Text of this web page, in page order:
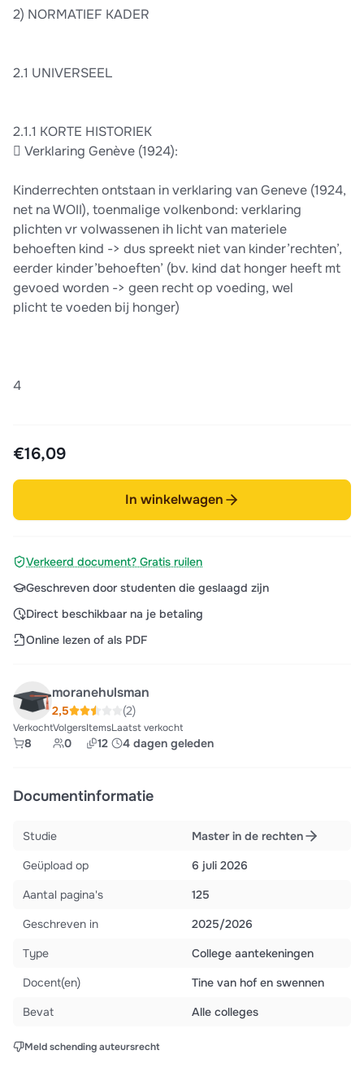
2) NORMATIEF KADER
2.1 UNIVERSEEL
2.1.1 KORTE HISTORIEK
 Verklaring Genève (1924):
Kinderrechten ontstaan in verklaring van Geneve (1924,
net na WOII), toenmalige volkenbond: verklaring
plichten vr volwassenen ih licht van materiele
behoeften kind -> dus spreekt niet van kinder’rechten’,
eerder kinder’behoeften’ (bv. kind dat honger heeft mt
gevoed worden -> geen recht op voeding, wel
plicht te voeden bij honger)
4
€16,09
In winkelwagen
Verkeerd document? Gratis ruilen
Geschreven door studenten die geslaagd zijn
Direct beschikbaar na je betaling
Online lezen of als PDF
moranehulsman
2,5 (2)
Verkocht
8
Volgers
0
Items
12
Laatst verkocht
4 dagen geleden
Documentinformatie
Studie
Master in de rechten
Geüpload op
6 juli 2026
Aantal pagina's
125
Geschreven in
2025/2026
Type
College aantekeningen
Docent(en)
Tine van hof en swennen
Bevat
Alle colleges
Meld schending auteursrecht